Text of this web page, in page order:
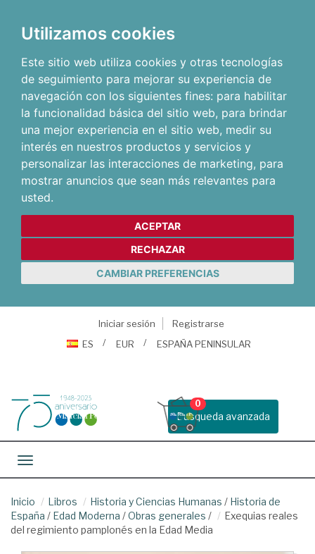
Utilizamos cookies
Este sitio web utiliza cookies y otras tecnologías
de seguimiento para mejorar su experiencia de
navegación con los siguientes fines: para habilitar
la funcionalidad básica del sitio web, para brindar
una mejor experiencia en el sitio web, medir su
interés en nuestros productos y servicios y
personalizar las interacciones de marketing, para
mostrar anuncios que sean más relevantes para
usted.
ACEPTAR
RECHAZAR
CAMBIAR PREFERENCIAS
Iniciar sesión
Registrarse
ES
EUR ESPAÑA PENINSULAR
Busqueda avanzada
0
Toggle navigation
Inicio Libros Historia y Ciencias Humanas / Historia de
España / Edad Moderna /Obras generales /
Exequias reales
del regimiento pamplonés en la Edad Media